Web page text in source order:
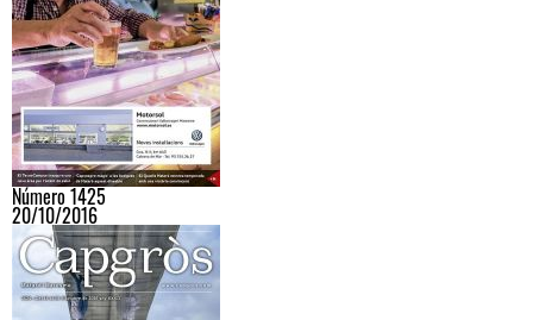
Número 1425
20/10/2016